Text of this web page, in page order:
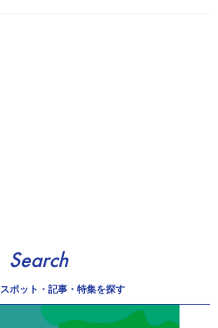
Search
スポット・記事・特集を探す